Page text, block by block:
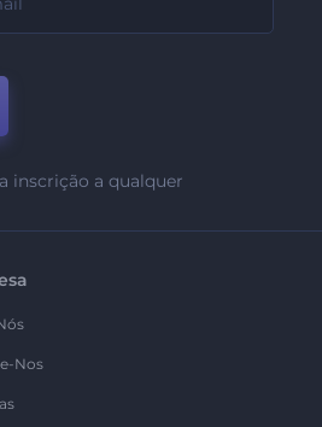
inscrição a qualquer
Nos